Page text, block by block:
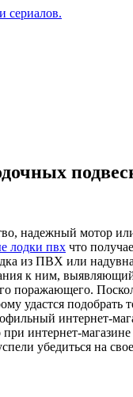
надежный мотор
лодки пвх что
из ПВХ или
к ним,
поражающего.
удастся
интернет-
при интернет-
убедиться на